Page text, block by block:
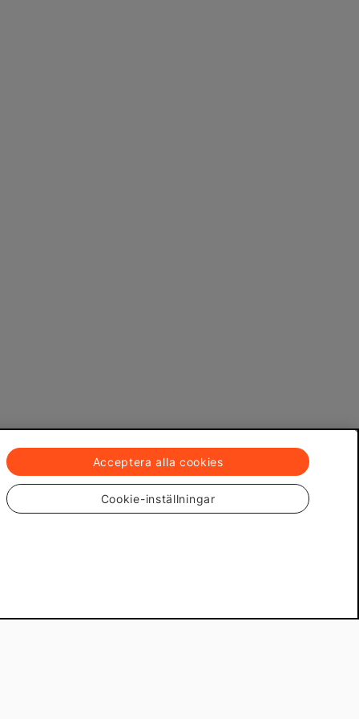
Acceptera alla cookies
Cookie-inställningar